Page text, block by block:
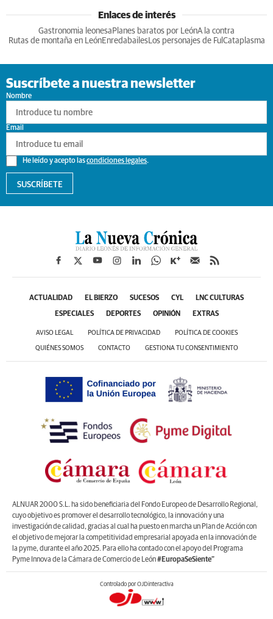
Enlaces de interés
Gastronomia leonesa Planes baratos por LeónA la contra
Rutas de montaña en LeónEnredabailesLos personajes de Ful Cataplasma
Suscríbete a nuestra newsletter
Nombre
He leído y acepto lascondiciones legales.
Email
SUSCRÍBETE
ACTUALIDAD EL BIERZO SUCESOS CYL LNC CULTURAS
ESPECIALES DEPORTES OPINIÓN EXTRAS
AVISO LEGAL POLÍTICA DE PRIVACIDAD POLÍTICA DE COOKIES
QUIÉNES SOMOS CONTACTO GESTIONA TU CONSENTIMIENTO
ALNUAR 2000 S.L. ha sido beneficiaria del Fondo Europeo de Desarrollo Regional,
cuyo objetivo es promover el desarrollo tecnológico, la innovación y una
investigación de calidad, gracias al cual ha puesto en marcha un Plan de Acción con
el objetivo de mejorar la competitividad empresarial apoyada en la innovación de
la pyme, durante el año 2025. Para ello ha contado con el apoyo del Programa
Pyme Innova de la Cámara de Comercio de León#EuropaSeSiente”
Controlado por OJDinteractiva